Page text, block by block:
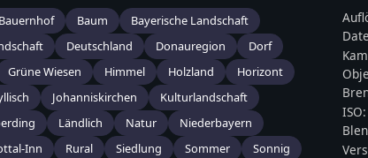
Bauernhof Baum
Bayerische Landschaft
Deutschland Donauregion
Dorf
Grüne Wiesen Himmel Holzland
Horizont
Johanniskirchen
Kulturlandschaft
Ländlich Natur
Niederbayern
Inn Rural Siedlung Sommer
Sonnig
ISO: